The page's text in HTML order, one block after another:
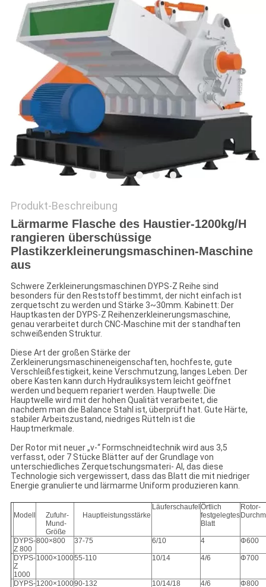
POLICY
Produkt-Beschreibung
Lärmarme Flasche des Haustier-1200kg/H
rangieren überschüssige
Plastikzerkleinerungsmaschinen-Maschine
aus
Schwere Zerkleinerungsmaschinen DYPS-Z Reihe sind
besonders für den Reststoff bestimmt, der nicht einfach ist
zerquetscht zu werden und Stärke 3~30mm. Kabinett: Der
Hauptkasten der DYPS-Z Reihenzerkleinerungsmaschine,
genau verarbeitet durch CNC-Maschine mit der standhaften
schweißenden Struktur.
Diese Art der großen Stärke der
Zerkleinerungsmaschineneigenschaften, hochfeste, gute
Verschleißfestigkeit, keine Verschmutzung, langes Leben. Der
obere Kasten kann durch Hydrauliksystem leicht geöffnet
werden und bequem repariert werden. Hauptwelle: Die
Hauptwelle wird mit der hohen Qualität verarbeitet, die
nachdem man die Balance Stahl ist, überprüft hat. Gute Härte,
stabiler Arbeitszustand, niedriges Rütteln ist die
Hauptmerkmale.
Der Rotor mit neuer „v-“ Formschneidtechnik wird aus 3,5
verfasst, oder 7 Stücke Blätter auf der Grundlage von
unterschiedliches Zerquetschungsmateri- Al, das diese
Technologie sich vergewissert, dass das Blatt die mit niedriger
Energie granulierte und lärmarme Uniform produzieren kann.
Modell
Zufuhr-
Mund-
Größe
Hauptleistungsstärke
Läuferschaufel Örtlich
festgelegtes
Blatt
Rotor-
DYPS-
Z 800
800×800 37-75 6/10 4 Φ600
DYPS-
Z
1000
1000×100055-110 10/14 4/6 Φ700
DYPS-1200×100090-132 10/14/18 4/6 Φ800